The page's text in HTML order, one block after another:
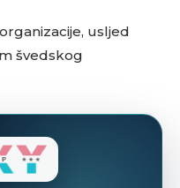
usljed
švedskog